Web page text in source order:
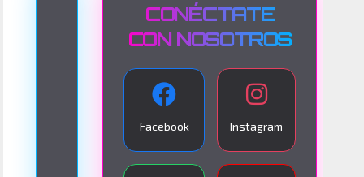
CONÉCTATE
CON NOSOTROS
Facebook Instagram